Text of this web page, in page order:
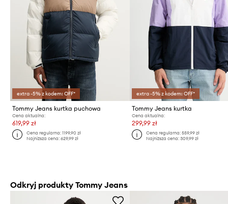
extra -5% z kodem: OFF*
Tommy Jeans kurtka puchowa
Cena aktualna:
619,99 zł
Cena regularna:1199,90 zł
Najniższa cena:629,99 zł
extra -5% z kodem: OFF*
Tommy Jeans kurtka
Cena aktualna:
299,99 zł
Cena regularna: 559,99 zł
Najniższa cena: 309,99 zł
Odkryj produkty Tommy Jeans